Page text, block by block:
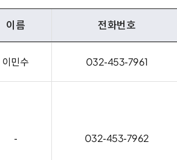
이름 전화번호
이민수 032-453-7961
- 032-453-7962